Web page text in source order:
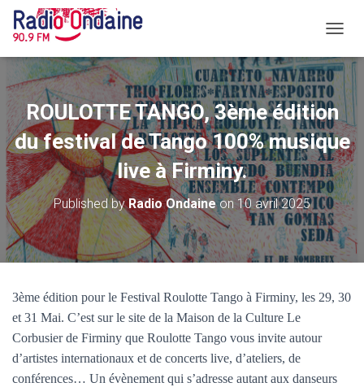
U
V
R
I
R
/
F
E
R
M
E
R
L
V
I
ROULOTTE TANGO, 3ème édition
du festival de Tango 100% musique
live à Firminy.
Published byRadio Ondaineon10 avril 2025
3ème édition pour le Festival Roulotte Tango à Firminy, les 29, 30
et 31 Mai. C’est sur le site de la Maison de la Culture Le
Corbusier de Firminy que Roulotte Tango vous invite autour
d’artistes internationaux et de concerts live, d’ateliers, de
conférences… Un évènement qui s’adresse autant aux danseurs